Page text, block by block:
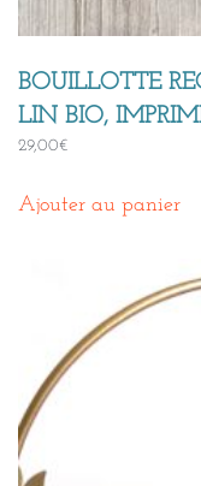
BOUILLOTTE
LIN BIO,
29,00€
Ajouter au panier